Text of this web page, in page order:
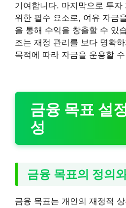
기여합니다. 마지막으로 투자
위한 필수 요소로, 여유 자금
을 통해 수익을 창출할 수 있
조는 재정 관리를 보다 명확
목적에 따라 자금을 운용할
금융 목표 설
성
금융 목표의 정의
금융 목표는 개인의 재정적